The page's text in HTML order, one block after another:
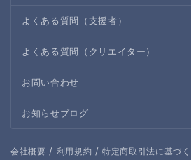
よくある質問（支援者）
よくある質問（クリエイター）
お問い合わせ
お知らせブログ
会社概要 / 利用規約 / 特定商取引法に基づ